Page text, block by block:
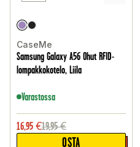
CaseMe
Samsung Galaxy A56 Ohut RFID-
lompakkokotelo, Liila
Varastossa
16,95 €19,95 €
OSTA